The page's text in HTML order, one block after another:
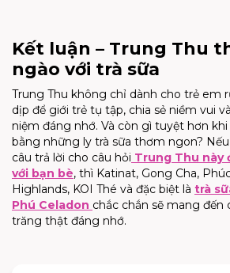
Kết luận – Trung Thu
ngào với trà sữa
Trung Thu không chỉ dành cho trẻ em
dịp để giới trẻ tụ tập, chia sẻ niềm vui
niệm đáng nhớ. Và còn gì tuyệt hơn
bằng những ly trà sữa thơm ngon?
câu trả lời cho câu hỏi Trung Thu này
với bạn bè, thì Katinat, Gong Cha,
Highlands, KOI Thé và đặc biệt là trà
Phú Celadon chắc chắn sẽ mang
trăng thật đáng nhớ.